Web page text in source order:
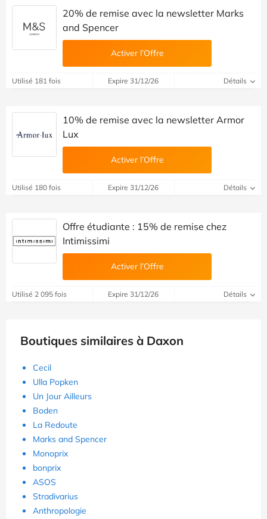
20% de remise avec la newsletter Marks
and Spencer
Activer l’Offre
Utilisé 181 fois Expire 31/12/26 Détails
10% de remise avec la newsletter Armor
Lux
Activer l’Offre
Utilisé 180 fois Expire 31/12/26 Détails
Offre étudiante : 15% de remise chez
Intimissimi
Activer l’Offre
Utilisé 2 095 fois Expire 31/12/26 Détails
Boutiques similaires à Daxon
Cecil
Ulla Popken
Un Jour Ailleurs
Boden
La Redoute
Marks and Spencer
Monoprix
bonprix
ASOS
Stradivarius
Anthropologie